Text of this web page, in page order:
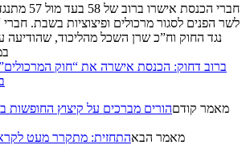
חברי הכנסת
לשר הפנים לסגור מרכולים ופיצוציות בשבת. חברי
נגד החוק וח”כ שרן השכל מהליכוד, שהודיעה
ברוב דחוק: הכנסת אישרה את “חוק
מאמר קודםהורים מברכים על קיצוץ החופשות
מאמר הבאהתחזית: מתקרר מעט